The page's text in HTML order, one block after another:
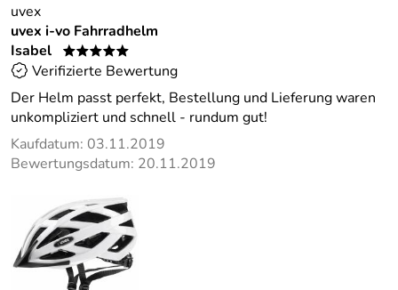
uvex
uvex i-vo Fahrradhelm
Isabel
*****
Verifizierte Bewertung
Der Helm passt perfekt, Bestellung und Lieferung waren
unkompliziert und schnell - rundum gut!
Kaufdatum: 03.11.2019
Bewertungsdatum: 20.11.2019